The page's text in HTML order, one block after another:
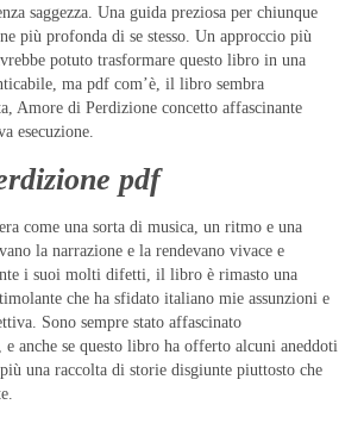
saggezza. Una guida preziosa per chiunque
più profonda di se stesso. Un approccio più
potuto trasformare questo libro in una
ma pdf com’è, il libro sembra
Amore di Perdizione concetto affascinante
esecuzione.
pdf
come una sorta di musica, un ritmo e una
la narrazione e la rendevano vivace e
i suoi molti difetti, il libro è rimasto una
che ha sfidato italiano mie assunzioni e
Sono sempre stato affascinato
e anche se questo libro ha offerto alcuni aneddoti
una raccolta di storie disgiunte piuttosto che